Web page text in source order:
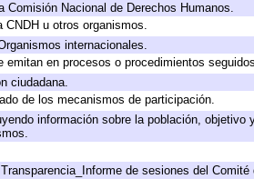
Nacional de Derechos Humanos.
u otros organismos.
internacionales.
en procesos o procedimientos
ciudadana.
de los mecanismos de participación.
información sobre la población,
de sesiones del Comité